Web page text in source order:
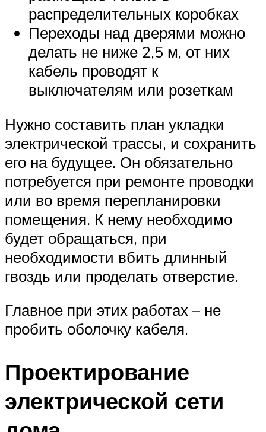
распределительных коробках
Переходы над дверями можно
делать не ниже 2,5 м, от них
кабель проводят к
выключателям или розеткам
Нужно составить план укладки
электрической трассы, и сохранить
его на будущее. Он обязательно
потребуется при ремонте проводки
или во время перепланировки
помещения. К нему необходимо
будет обращаться, при
необходимости вбить длинный
гвоздь или проделать отверстие.
Главное при этих работах – не
пробить оболочку кабеля.
Проектирование
электрической сети